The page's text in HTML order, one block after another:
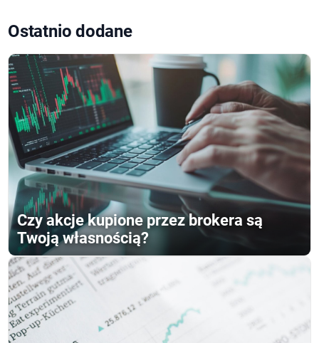
Ostatnio dodane
Czy akcje kupione przez brokera są
Twoją własnością?